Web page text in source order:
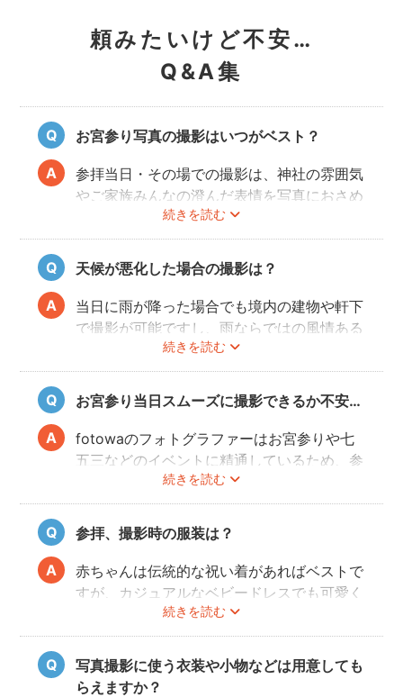
頼みたいけど不安…
Q&A集
お宮参り写真の撮影はいつがベスト？
続きを読む
参拝当日・その場での撮影は、神社の雰囲気
やご家族みんなの澄んだ表情を写真におさめ
ることできオススメですが、当日は慌ただし
くて撮影はちょっと…という場合でも、出発
前のご自宅や参拝後のお食事会など想い出に
残る記念写真を撮影できます。
天候が悪化した場合の撮影は？
続きを読む
当日に雨が降った場合でも境内の建物や軒下
で撮影が可能ですし、雨ならではの風情ある
写真にも仕上がります。
また、撮影の実施が難しいと判断される天候
不良の場合、事前にフォトグラファーと決行
もしくは日時変更を相談してください。
日時変更方法はこちらをご参照ください。
お宮参り当日スムーズに撮影できるか不安…
続きを読む
fotowaのフォトグラファーはお宮参りや七
五三などのイベントに精通しているため、参
拝や家族団欒を乱すことなくスムーズに撮影
することができます。
参拝、撮影時の服装は？
続きを読む
赤ちゃんは伝統的な祝い着があればベストで
すが、カジュアルなベビードレスでも可愛く
写すことができます。またご両親も着物を着
ると雰囲気が出ますが、洋服でもおしゃれな
写真に仕上がります。
写真撮影に使う衣装や小物などは用意しても
らえますか？